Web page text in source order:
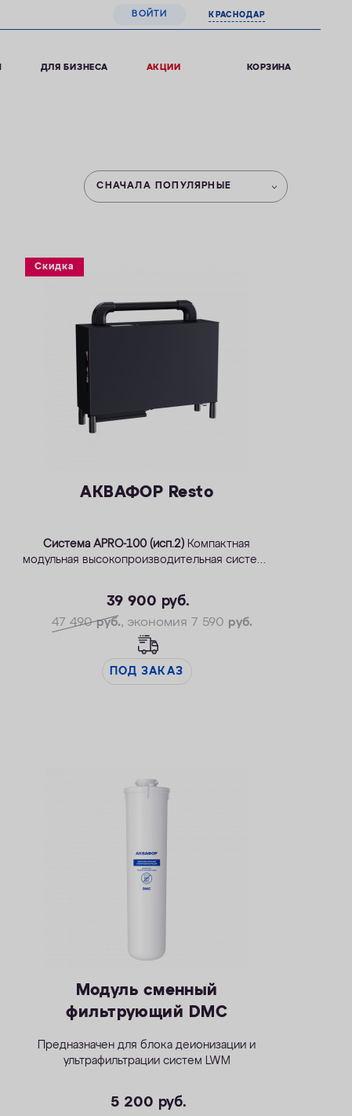
ВОЙТИ КРАСНОДАР
ДЛЯ БИЗНЕСА АКЦИИ КОРЗИНА
СНАЧАЛА ПОПУЛЯРНЫЕ
Скидка
АКВАФОР Resto
Система APRO-100 (исп.2) Компактная
модульная высокопроизводительная система
39 900 руб.
47 490руб., экономия 7 590 руб.
ПОД ЗАКАЗ
Модуль сменный
фильтрующий DMC
Предназначен для блока деионизации и
ультрафильтрации систем LWM
5 200 руб.